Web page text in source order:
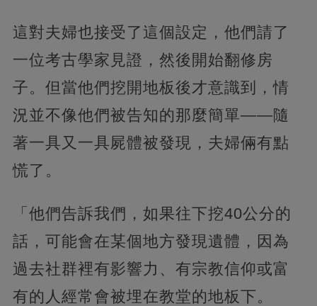
這對夫婦也接受了這個設定，他們請了
一位考古學家見證，然後開始翻修房
子。但當他們挖開地板後才意識到，情
況並不像他們被告知的那麼簡單——隨
著一具又一具屍體被發現，夫婦倆有點
慌了。
「他們告訴我們，如果往下挖40公分的
話，可能會在某個地方發現遺體，因為
過去社群裡有影響力、有宗教信仰或富
有的人經常會被埋在教堂的地板下。